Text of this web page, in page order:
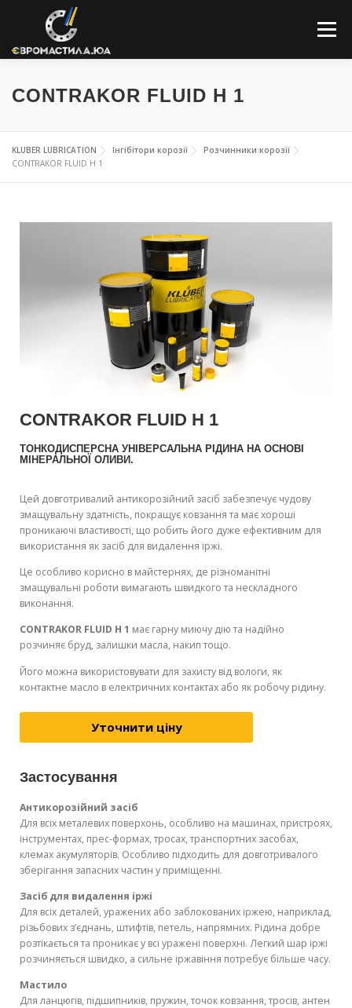
Меню
ПРО КОМПАНІЮ МАСТИЛЬНІ МАТЕРІАЛИ
ЗАСТОСОВУННЯ НОВИНИ КОНТАКТИ
CONTRAKOR FLUID H 1
KLUBER LUBRICATION Інгібітори корозії
Розчинники корозії
CONTRAKOR FLUID H 1
CONTRAKOR FLUID H 1
ТОНКОДИСПЕРСНА УНІВЕРСАЛЬНА РІДИНА НА ОСНОВІ
МІНЕРАЛЬНОЇ ОЛИВИ.
Цей довготривалий антикорозійний засіб забезпечує чудову
змащувальну здатність, покращує ковзання та має хороші
проникаючі властивості, що робить його дуже ефективним для
використання як засіб для видалення іржі.
Це особливо корисно в майстернях, де різноманітні
змащувальні роботи вимагають швидкого та нескладного
виконання.
CONTRAKOR FLUID H 1 має гарну миючу дію та надійно
розчиняє бруд, залишки масла, накип тощо.
Його можна використовувати для захисту від вологи, як
контактне масло в електричних контактах або як робочу рідину.
Уточнити ціну
Застосування
Антикорозійний засіб
Для всіх металевих поверхонь, особливо на машинах, пристроях,
інструментах, прес-формах, тросах, транспортних засобах,
клемах акумуляторів. Особливо підходить для довготривалого
зберігання запасних частин у приміщенні.
Засіб для видалення іржі
Для всіх деталей, уражених або заблокованих іржею, наприклад,
різьбових з’єднань, штифтів, петель, напрямних. Рідина добре
розтікається та проникає у всі уражені поверхні. Легкий шар іржі
розчиняється швидко, а сильне іржавіння потребує більше часу.
Мастило
Для ланцюгів, підшипників, пружин, точок ковзання, тросів, антен